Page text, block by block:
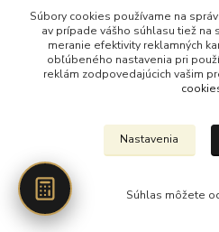
+421 919 275 553
(Po-Pia, 10-13 hod.)
ikotliky@ikotliky.sk
Súbory cookies používame na
av prípade vášho súhlasu tiež
meranie efektivity reklamných
obľúbeného nastavenia pri
reklám zodpovedajúcich vašim
Nastavenia
Súhlas môžete